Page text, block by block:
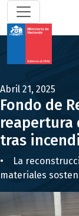
Abril 21, 2025
Fondo de
reapertura
tras
• La
materiales